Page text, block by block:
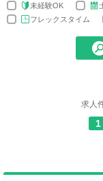
未経験OK
フレックスタイム
求人
1